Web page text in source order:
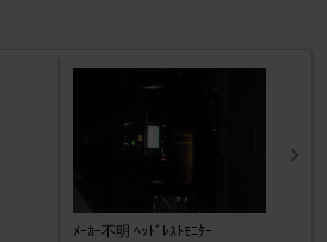
ﾒｰｶｰ不明 ﾍｯﾄﾞﾚｽﾄﾓﾆﾀｰ